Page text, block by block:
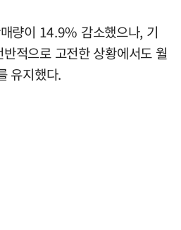
량이 14.9% 감소했으나, 기
적으로 고전한 상황에서도 월
유지했다.